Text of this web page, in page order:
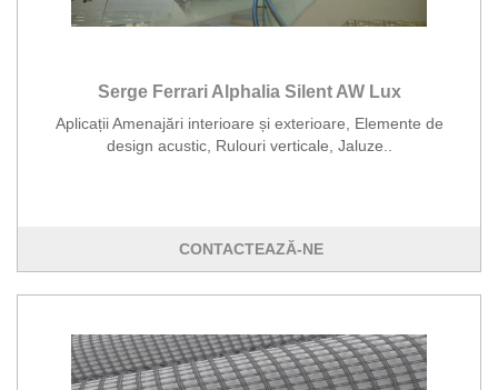
Serge Ferrari Alphalia Silent AW Lux
Aplicații Amenajări interioare și exterioare, Elemente de
design acustic, Rulouri verticale, Jaluze..
CONTACTEAZĂ-NE